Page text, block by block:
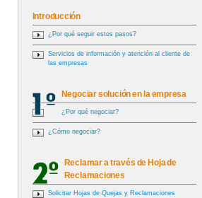
Introducción
¿Por qué seguir estos pasos?
Servicios de información y atención al cliente de
las empresas
Negociar solución en la empresa
¿Por qué negociar?
¿Cómo negociar?
Reclamar a través de Hoja de
Reclamaciones
Solicitar Hojas de Quejas y Reclamaciones